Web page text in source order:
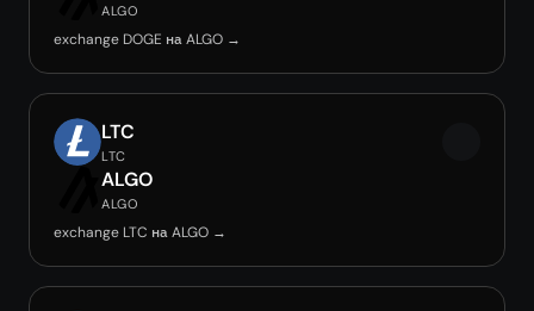
ALGO
exchange DOGE на ALGO →
LTC
LTC
ALGO
ALGO
exchange LTC на ALGO →